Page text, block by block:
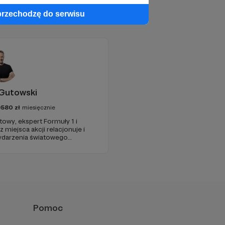
do serwisu
zł miesięcznie
ekspert Formuły 1 i
miejsca akcji relacjonuje i
światowego
Pomoc